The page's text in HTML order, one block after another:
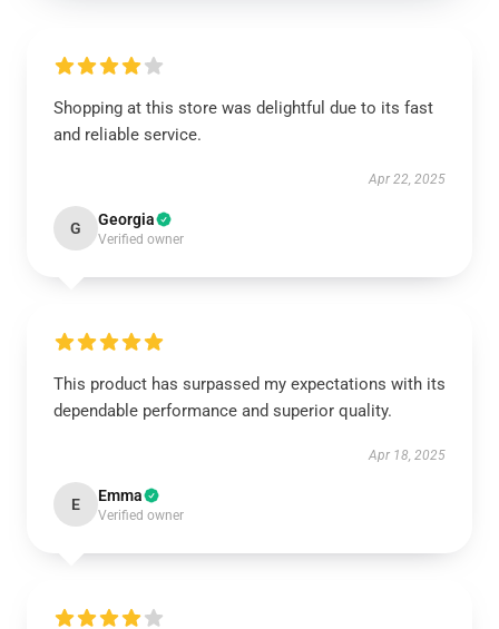
Shopping at this store was delightful due to its fast
and reliable service.
Apr 22, 2025
G Georgia
Verified owner
This product has surpassed my expectations with its
dependable performance and superior quality.
Apr 18, 2025
E Emma
Verified owner